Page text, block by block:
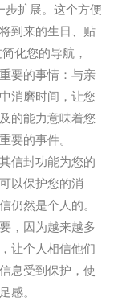
步扩展。这个方便
到来的生日、贴
化您的导航，
要的事情：与亲
消磨时间，让您
的能力意味着您
要的事件。
信封功能为您的
以保护您的消
仍然是个人的。
，因为越来越多
让个人相信他们
息受到保护，使
感。